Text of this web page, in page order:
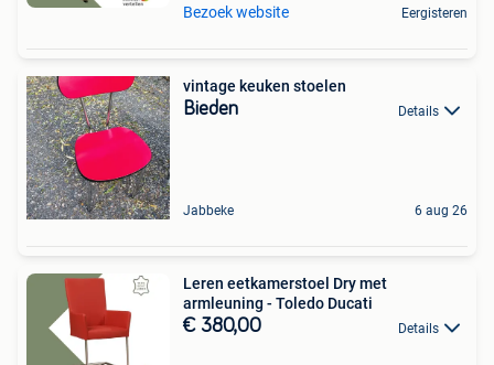
Bezoek website Eergisteren
vintage keuken stoelen
Bieden Details
Jabbeke 6 aug 26
Leren eetkamerstoel Dry met
armleuning - Toledo Ducati
€ 380,00 Details